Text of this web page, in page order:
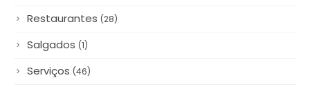
Restaurantes (28)
Salgados (1)
Serviços (46)